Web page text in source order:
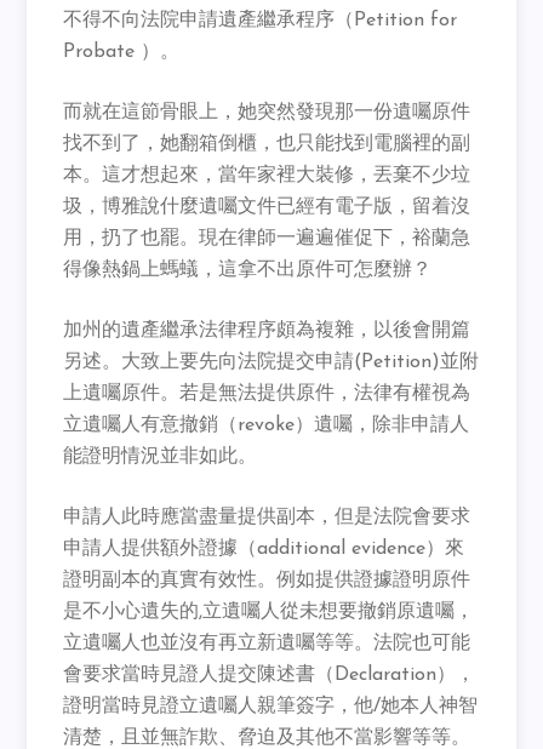
不得不向法院申請遺產繼承程序（Petition for
Probate ）。
而就在這節骨眼上，她突然發現那一份遺囑原件
找不到了，她翻箱倒櫃，也只能找到電腦裡的副
本。這才想起來，當年家裡大裝修，丟棄不少垃
圾，博雅說什麼遺囑文件已經有電子版，留着沒
用，扔了也罷。現在律師一遍遍催促下，裕蘭急
得像熱鍋上螞蟻，這拿不出原件可怎麼辦？
加州的遺產繼承法律程序頗為複雜，以後會開篇
另述。大致上要先向法院提交申請(Petition)並附
上遺囑原件。若是無法提供原件，法律有權視為
立遺囑人有意撤銷（revoke）遺囑，除非申請人
能證明情況並非如此。
申請人此時應當盡量提供副本，但是法院會要求
申請人提供額外證據（additional evidence）來
證明副本的真實有效性。例如提供證據證明原件
是不小心遺失的,立遺囑人從未想要撤銷原遺囑，
立遺囑人也並沒有再立新遺囑等等。法院也可能
會要求當時見證人提交陳述書（Declaration），
證明當時見證立遺囑人親筆簽字，他/她本人神智
清楚，且並無詐欺、脅迫及其他不當影響等等。